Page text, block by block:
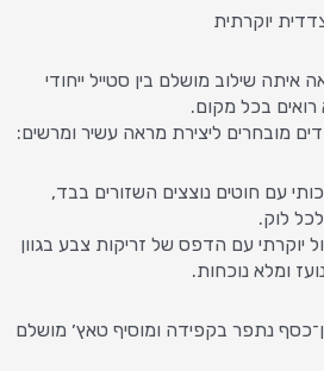
יוקרתית
שילוב מושלם בין סטייל ייחודי
רואים בכל מקום.
מובחרים ליצירת מראה עשיר ומרשים:
עם חוטים נוצצים השזורים בבד,
לוק.
עם הדפס של זריקות צבע בגוון
ומלא נוכחות.
נתפר בקפידה ומוסיף טאץ׳ מושלם